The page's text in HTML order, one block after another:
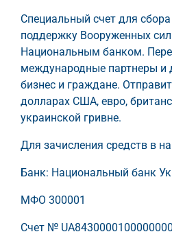
Специальный счет для
поддержку Вооруженных
Национальным банком.
международные партнеры и
бизнес и граждане.
долларах США, евро,
украинской гривне.
Для зачисления средств в
Банк: Национальный банк
МФО 300001
Счет №